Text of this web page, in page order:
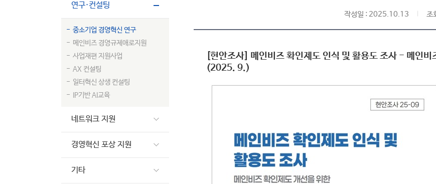
연구·컨설팅
중소기업 경영혁신 연구
메인비즈 경영규제애로지원
사업재편 지원사업
AX 컨설팅
일터혁신 상생 컨설팅
IP기반 AI교육
네트워크 지원
경영혁신 포상 지원
기타
작성일 : 2025.10.13 조
[현안조사] 메인비즈 확인제도 인식 및 활용도 조사 - 메인
(2025. 9.)